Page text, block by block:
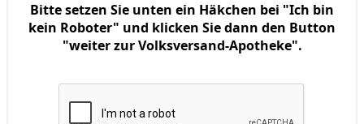
Bitte setzen Sie unten ein Häkchen bei "Ich bin
kein Roboter" und klicken Sie dann den Button
"weiter zur Volksversand-Apotheke".